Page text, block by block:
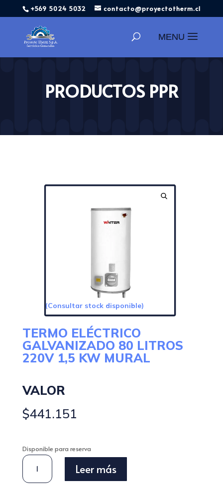
+569 5024 5032 contacto@proyectotherm.cl
productos
PRODUCTOS PPR
(Consultar stock disponible)
TERMO ELÉCTRICO
GALVANIZADO 80 LITROS
220V 1,5 KW MURAL
VALOR
$441.151
Disponible para reserva
TERMO
ELÉCTRICO
GALVANIZADO
Leer más